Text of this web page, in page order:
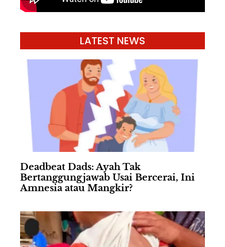
LATEST NEWS
Deadbeat Dads: Ayah Tak
Bertanggungjawab Usai Bercerai, Ini
Amnesia atau Mangkir?